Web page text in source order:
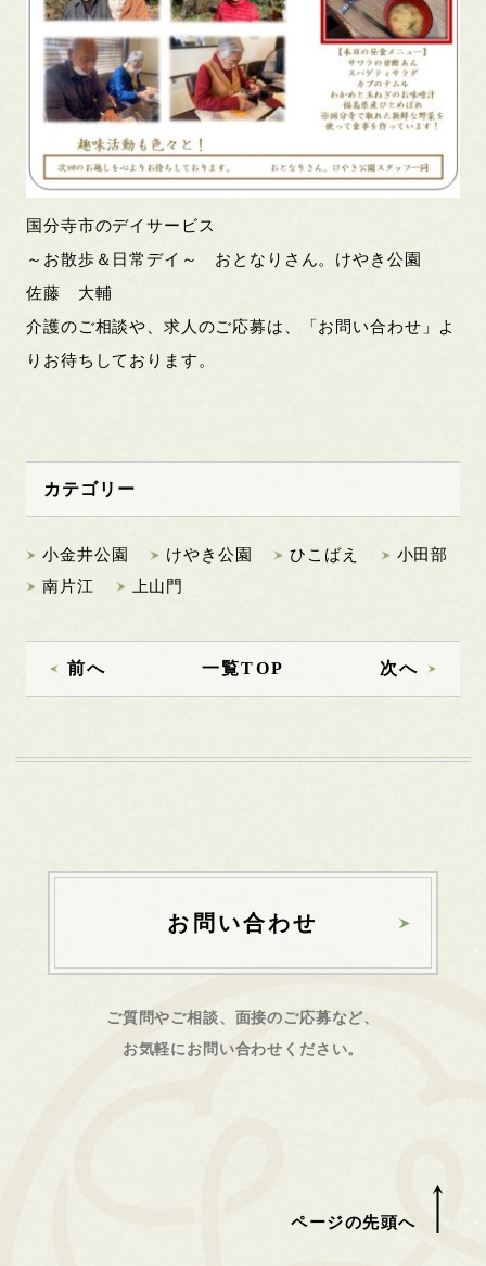
国分寺市のデイサービス
～お散歩＆日常デイ～ おとなりさん。けやき公園
佐藤 大輔
介護のご相談や、求人のご応募は、「お問い合わせ」よ
りお待ちしております。
カテゴリー
小金井公園 けやき公園 ひこばえ
小田部
南片江
上山門
前へ 一覧TOP 次へ
お問い合わせ
ご質問やご相談、面接のご応募など、
お気軽にお問い合わせください。
ページの先頭へ